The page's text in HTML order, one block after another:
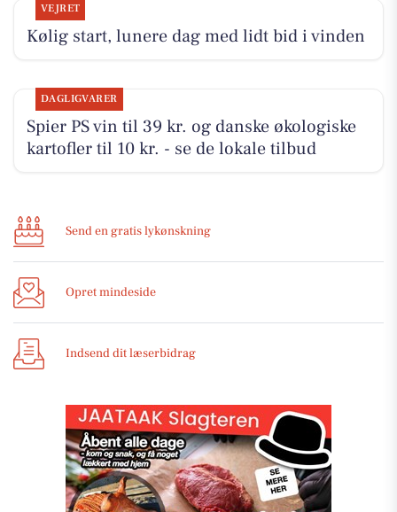
VEJRET
Kølig start, lunere dag med lidt bid i vinden
DAGLIGVARER
Spier PS vin til 39 kr. og danske økologiske
kartofler til 10 kr. - se de lokale tilbud
Send en gratis lykønskning
Opret mindeside
Indsend dit læserbidrag